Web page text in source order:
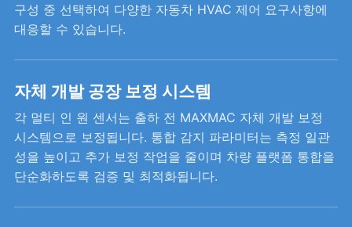
구성 중 선택하여 다양한 자동차 HVAC 제어 요구사항에
대응할 수 있습니다.
자체 개발 공장 보정 시스템
각 멀티 인 원 센서는 출하 전 MAXMAC 자체 개발 보정
시스템으로 보정됩니다. 통합 감지 파라미터는 측정 일관
성을 높이고 추가 보정 작업을 줄이며 차량 플랫폼 통합을
단순화하도록 검증 및 최적화됩니다.